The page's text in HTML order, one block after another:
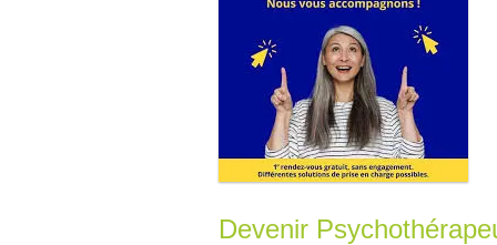
Devenir